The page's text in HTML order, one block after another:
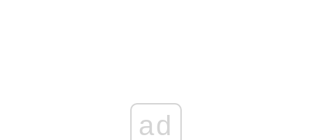
ad